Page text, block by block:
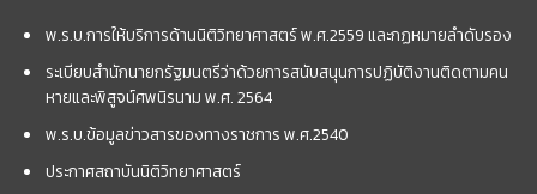
พ.ร.บ.การให้บริการด้านนิติวิทยาศาสตร์ พ.ศ.2559 และกฏหมายลำดับรอง
ระเบียบสำนักนายกรัฐมนตรีว่าด้วยการสนับสนุนการปฏิบัติงานติดตามคน
หายและพิสูจน์ศพนิรนาม พ.ศ. 2564
พ.ร.บ.ข้อมูลข่าวสารของทางราชการ พ.ศ.2540
ประกาศสถาบันนิติวิทยาศาสตร์